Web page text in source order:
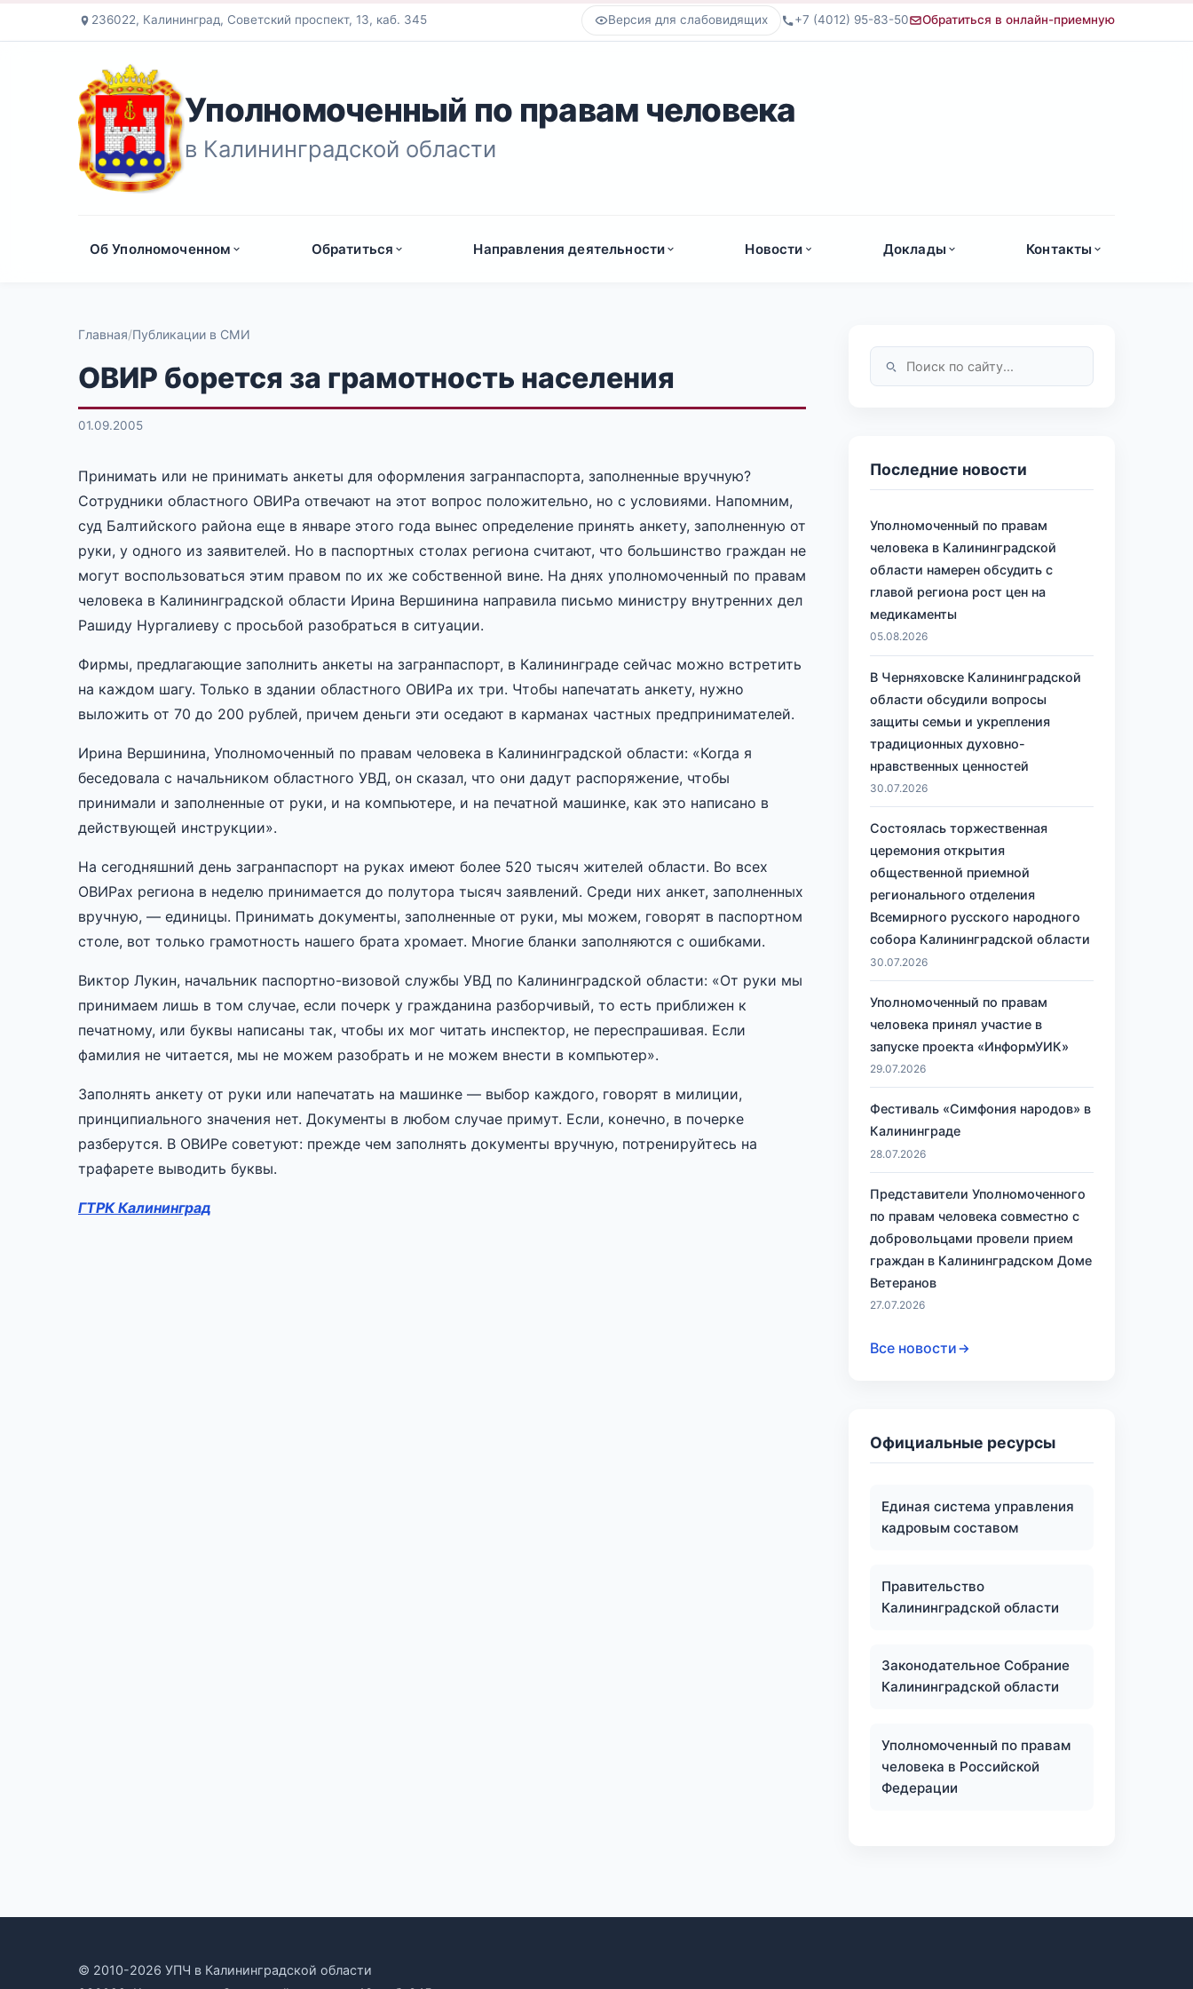
236022, Калининград, Советский проспект, 13, каб. 345 Версия для слабовидящих +7 (4012) 95-83-50 Обратиться в онлайн-приемную
Уполномоченный по правам человека
в Калининградской области
Об Уполномоченном Обратиться Направления деятельности Новости Доклады Контакты
Главная Публикации в СМИ
ОВИР борется за грамотность населения
01.09.2005
Принимать или не принимать анкеты для оформления загранпаспорта, заполненные вручную?
Сотрудники областного ОВИРа отвечают на этот вопрос положительно, но с условиями. Напомним,
суд Балтийского района еще в январе этого года вынес определение принять анкету, заполненную от
руки, у одного из заявителей. Но в паспортных столах региона считают, что большинство граждан не
могут воспользоваться этим правом по их же собственной вине. На днях уполномоченный по правам
человека в Калининградской области Ирина Вершинина направила письмо министру внутренних дел
Рашиду Нургалиеву с просьбой разобраться в ситуации.
Фирмы, предлагающие заполнить анкеты на загранпаспорт, в Калининграде сейчас можно встретить
на каждом шагу. Только в здании областного ОВИРа их три. Чтобы напечатать анкету, нужно
выложить от 70 до 200 рублей, причем деньги эти оседают в карманах частных предпринимателей.
Ирина Вершинина, Уполномоченный по правам человека в Калининградской области: «Когда я
беседовала с начальником областного УВД, он сказал, что они дадут распоряжение, чтобы
принимали и заполненные от руки, и на компьютере, и на печатной машинке, как это написано в
действующей инструкции».
На сегодняшний день загранпаспорт на руках имеют более 520 тысяч жителей области. Во всех
ОВИРах региона в неделю принимается до полутора тысяч заявлений. Среди них анкет, заполненных
вручную, — единицы. Принимать документы, заполненные от руки, мы можем, говорят в паспортном
столе, вот только грамотность нашего брата хромает. Многие бланки заполняются с ошибками.
Виктор Лукин, начальник паспортно-визовой службы УВД по Калининградской области: «От руки мы
принимаем лишь в том случае, если почерк у гражданина разборчивый, то есть приближен к
печатному, или буквы написаны так, чтобы их мог читать инспектор, не переспрашивая. Если
фамилия не читается, мы не можем разобрать и не можем внести в компьютер».
Заполнять анкету от руки или напечатать на машинке — выбор каждого, говорят в милиции,
принципиального значения нет. Документы в любом случае примут. Если, конечно, в почерке
разберутся. В ОВИРе советуют: прежде чем заполнять документы вручную, потренируйтесь на
трафарете выводить буквы.
ГТРК Калининград
Последние новости
Уполномоченный по правам
человека в Калининградской
области намерен обсудить с
главой региона рост цен на
медикаменты
05.08.2026
В Черняховске Калининградской
области обсудили вопросы
защиты семьи и укрепления
традиционных духовно-
нравственных ценностей
30.07.2026
Состоялась торжественная
церемония открытия
общественной приемной
регионального отделения
Всемирного русского народного
собора Калининградской области
30.07.2026
Уполномоченный по правам
человека принял участие в
запуске проекта «ИнформУИК»
29.07.2026
Фестиваль «Симфония народов» в
Калининграде
28.07.2026
Представители Уполномоченного
по правам человека совместно с
добровольцами провели прием
граждан в Калининградском Доме
Ветеранов
27.07.2026
Все новости
Официальные ресурсы
Единая система управления
кадровым составом
Правительство
Калининградской области
Законодательное Собрание
Калининградской области
Уполномоченный по правам
человека в Российской
Федерации
© 2010-2026 УПЧ в Калининградской области